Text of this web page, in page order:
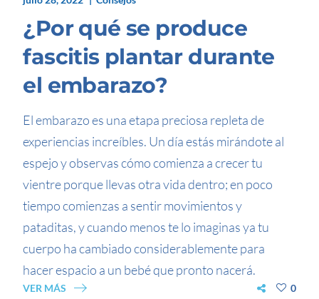
¿Por qué se produce
fascitis plantar durante
el embarazo?
El embarazo es una etapa preciosa repleta de
experiencias increíbles. Un día estás mirándote al
espejo y observas cómo comienza a crecer tu
vientre porque llevas otra vida dentro; en poco
tiempo comienzas a sentir movimientos y
pataditas, y cuando menos te lo imaginas ya tu
cuerpo ha cambiado considerablemente para
hacer espacio a un bebé que pronto nacerá.
VER MÁS 0